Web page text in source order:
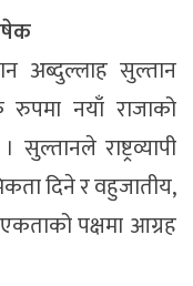
अब्दुल्लाह सुल्तान
नयाँ राजाको
राष्ट्रव्यापी
दिने र वहुजातीय,
पक्षमा आग्रह